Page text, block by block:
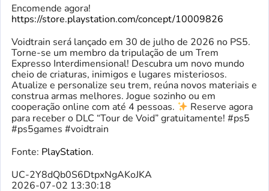
Encomende agora!
https://store.playstation.com/concept/10009826
Voidtrain será lançado em 30 de julho de 2026 no PS5.
Torne-se um membro da tripulação de um Trem
Expresso Interdimensional! Descubra um novo mundo
cheio de criaturas, inimigos e lugares misteriosos.
Atualize e personalize seu trem, reúna novos materiais e
construa armas melhores. Jogue sozinho ou em
cooperação online com até 4 pessoas.
Reserve agora
para receber o DLC “Tour de Void” gratuitamente! #ps5
#ps5games #voidtrain
Fonte: PlayStation.
UC-2Y8dQb0S6DtpxNgAKoJKA
2026-07-02 13:30:18